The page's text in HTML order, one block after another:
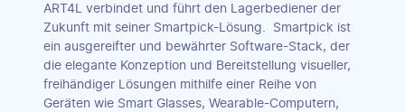
ART4L verbindet und führt den Lagerbediener der
Zukunft mit seiner Smartpick-Lösung. Smartpick ist
ein ausgereifter und bewährter Software-Stack, der
die elegante Konzeption und Bereitstellung visueller,
freihändiger Lösungen mithilfe einer Reihe von
Geräten wie Smart Glasses, Wearable-Computern,